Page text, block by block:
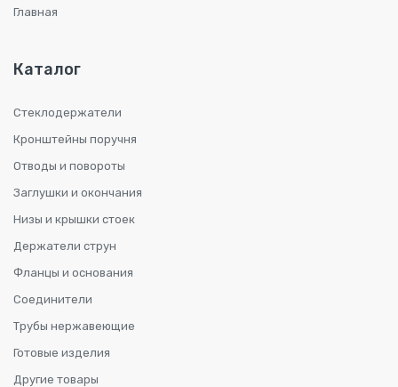
Главная
Каталог
Стеклодержатели
Кронштейны поручня
Отводы и повороты
Заглушки и окончания
Низы и крышки стоек
Держатели струн
Фланцы и основания
Соединители
Трубы нержавеющие
Готовые изделия
Другие товары